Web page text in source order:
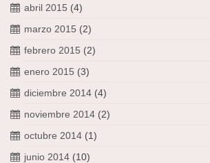
abril 2015 (4)
marzo 2015 (2)
febrero 2015 (2)
enero 2015 (3)
diciembre 2014 (4)
noviembre 2014 (2)
octubre 2014 (1)
junio 2014 (10)